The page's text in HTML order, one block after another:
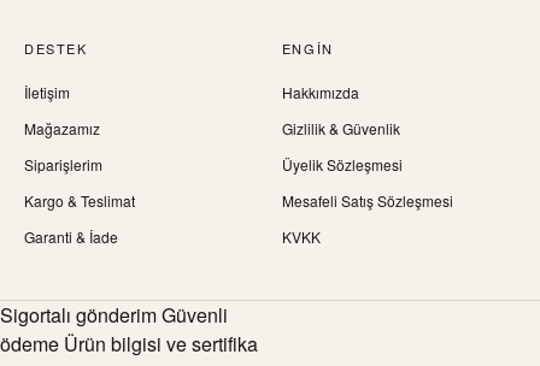
DESTEK
İletişim
Mağazamız
Siparişlerim
Kargo & Teslimat
Garanti & İade
ENGIN
Hakkımızda
Gizlilik & Güvenlik
Üyelik Sözleşmesi
Mesafeli Satış Sözleşmesi
KVKK
Sigortalı gönderim Güvenli
ödeme Ürün bilgisi ve sertifika